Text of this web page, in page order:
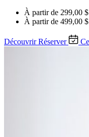
À partir de 299,00
À partir de 499,00
Découvrir Réserver